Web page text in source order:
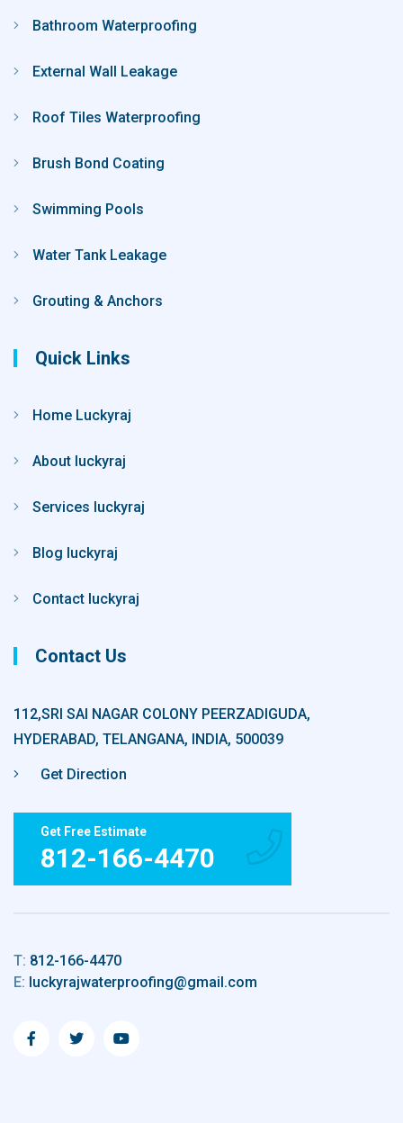
Bathroom Waterproofing
External Wall Leakage
Roof Tiles Waterproofing
Brush Bond Coating
Swimming Pools
Water Tank Leakage
Grouting & Anchors
Quick Links
Home Luckyraj
About luckyraj
Services luckyraj
Blog luckyraj
Contact luckyraj
Contact Us
112,SRI SAI NAGAR COLONY PEERZADIGUDA,
HYDERABAD, TELANGANA, INDIA, 500039
Get Direction
Get Free Estimate
812-166-4470
T: 812-166-4470
E: luckyrajwaterproofing@gmail.com